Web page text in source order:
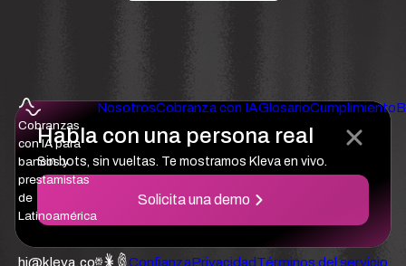
Habla con una persona real
Sin bots, sin vueltas. Te mostramos Kleva en vivo.
Solicita una demo
Cobranzas
con IA para
bancos y
prestamistas
de
Latinoamérica
NosotrosCobranza con IAGlosarioCumplimiento
hi@kleva.co ConfianzaPrivacidadTérminos del servicio